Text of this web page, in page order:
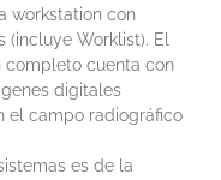
workstation con
Worklist). El
completo cuenta con
digitales
el campo radiográfico
es de la